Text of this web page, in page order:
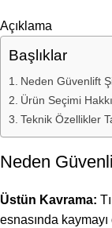
Açıklama
Başlıklar
Neden Güvenlift
Ürün Seçimi
Teknik Özellikler
Neden
Üstün Kavrama:
esnasında